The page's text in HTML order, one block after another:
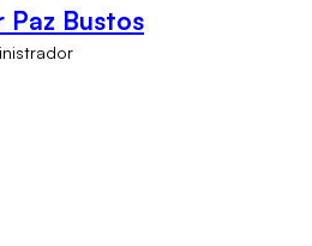
Paz Bustos